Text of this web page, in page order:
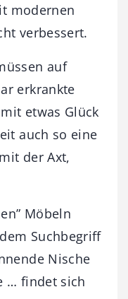
modernen
verbessert.
auf
erkrankte
etwas Glück
auch so eine
der Axt,
Möbeln
Suchbegriff
Nische
… findet sich